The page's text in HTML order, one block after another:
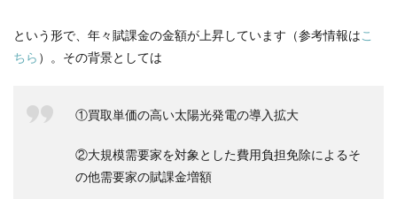
という形で、年々賦課金の金額が上昇しています（参考情報はこ
ちら ）。その背景としては
①買取単価の高い太陽光発電の導入拡大
②大規模需要家を対象とした費用負担免除によるそ
の他需要家の賦課金増額